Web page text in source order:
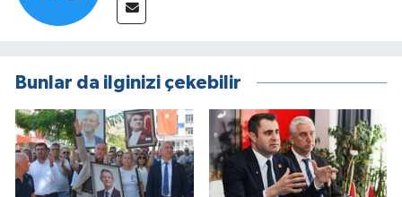
Bunlar da ilginizi çekebilir